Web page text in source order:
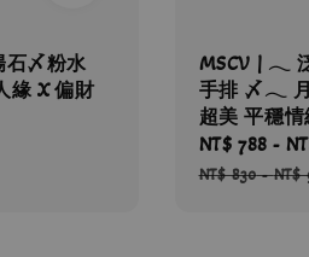
石〆粉水
緣 X 偏財
MSCV | 𓂃
手排 〆𓂃
超美 平穩
Sale
price
NT$ 788 -
NT$ 830-NT$